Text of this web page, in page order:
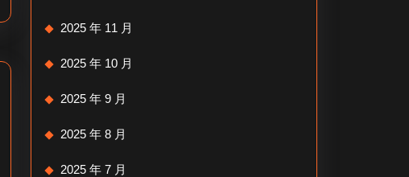
2025 年 11 月
2025 年 10 月
2025 年 9 月
2025 年 8 月
2025 年 7 月